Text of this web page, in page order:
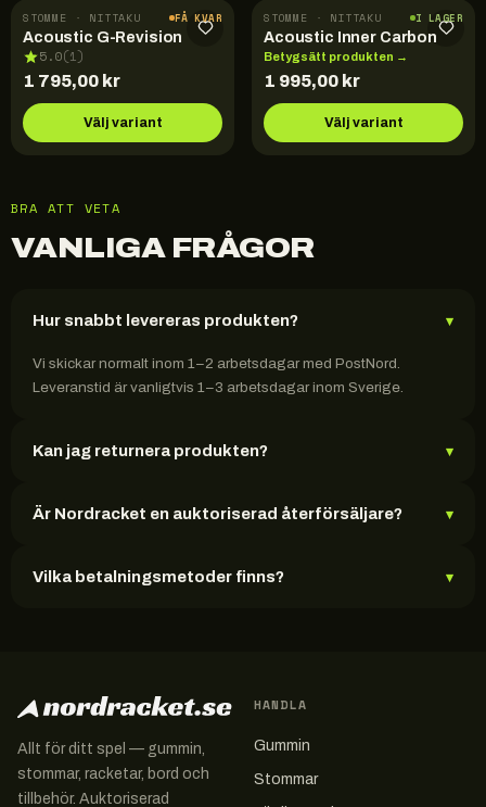
STOMME · NITTAKU FÅ KVAR
Acoustic G-Revision
5.0(1)
1 795,00 kr
Välj variant
STOMME · NITTAKU I LAGER
Acoustic Inner Carbon
Betygsätt produkten →
1 995,00 kr
Välj variant
BRA ATT VETA
VANLIGA FRÅGOR
Hur snabbt levereras produkten? ▾
Vi skickar normalt inom 1–2 arbetsdagar med PostNord.
Leveranstid är vanligtvis 1–3 arbetsdagar inom Sverige.
Kan jag returnera produkten? ▾
Är Nordracket en auktoriserad återförsäljare? ▾
Vilka betalningsmetoder finns? ▾
Allt för ditt spel — gummin,
stommar, racketar, bord och
tillbehör. Auktoriserad
HANDLA
Gummin
Stommar